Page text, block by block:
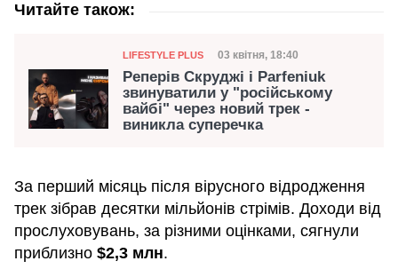
Читайте також:
Категорія
LIFESTYLE PLUS Дата публікації
03 квітня, 18:40
Реперів Скруджі і Parfeniuk
звинуватили у "російському
вайбі" через новий трек -
виникла суперечка
За перший місяць після вірусного відродження
трек зібрав десятки мільйонів стрімів. Доходи від
прослуховувань, за різними оцінками, сягнули
приблизно $2,3 млн.